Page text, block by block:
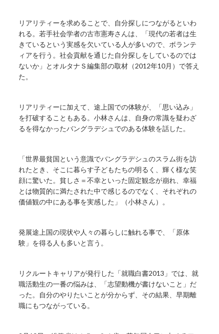
リアリティーを求めることで、自分探しにつながるといわ
れる。若手社会学者の古市憲寿さんは、「現代の若者は生
きているという実感を欠いている人が多いので、ボランテ
ィアを行う。社会貢献を通じた自分探しをしているのでは
ないか」とオルタナＳ編集部の取材（2012年10月）で答え
た。
リアリティーに加えて、途上国での体験が、「思い込み」
を打破することもある。小林さんは、自身の常識を疑わざ
るを得なかったバングラデシュでのある体験を話した。
「世界最貧国という意識でバングラデシュのスラム街を訪
れたとき、そこに暮らす子どもたちの明るく、輝く様な笑
顔に驚いた。貧しさ＝不幸といった固定観念が崩れ、幸福
とは物質的に満たされた中で感じるのでなく、それぞれの
価値観の中にある事を実感した」（小林さん）。
発展途上国の現状や人々の暮らしに触れる事で、「原体
験」を得る人も多いと言う。
リクルートキャリアが発行した「就職白書2013」では、就
職活動生の一番の悩みは、「志望動機が書けないこと」だ
った。自分のやりたいことが分からず、その結果、早期離
職にもつながっている。